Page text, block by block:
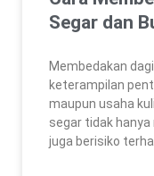
Segar dan
Membedakan
keterampilan
maupun usaha
segar tidak
juga berisiko